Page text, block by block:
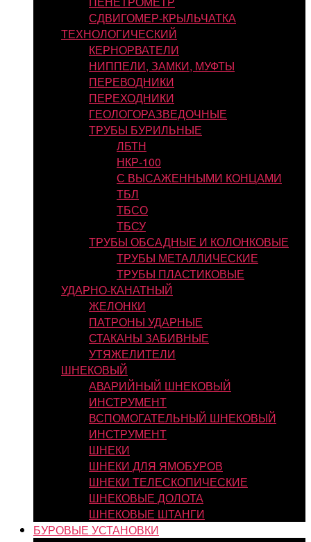
СДВИГОМЕР-КРЫЛЬЧАТКА
ТЕХНОЛОГИЧЕСКИЙ
КЕРНОРВАТЕЛИ
НИППЕЛИ, ЗАМКИ, МУФТЫ
ПЕРЕВОДНИКИ
ПЕРЕХОДНИКИ
ГЕОЛОГОРАЗВЕДОЧНЫЕ
ТРУБЫ БУРИЛЬНЫЕ
ЛБТН
НКР-100
С ВЫСАЖЕННЫМИ КОНЦАМИ
ТБЛ
ТБСО
ТБСУ
ТРУБЫ ОБСАДНЫЕ И КОЛОНКОВЫЕ
ТРУБЫ МЕТАЛЛИЧЕСКИЕ
ТРУБЫ ПЛАСТИКОВЫЕ
УДАРНО-КАНАТНЫЙ
ЖЕЛОНКИ
ПАТРОНЫ УДАРНЫЕ
СТАКАНЫ ЗАБИВНЫЕ
УТЯЖЕЛИТЕЛИ
ШНЕКОВЫЙ
АВАРИЙНЫЙ ШНЕКОВЫЙ
ИНСТРУМЕНТ
ВСПОМОГАТЕЛЬНЫЙ ШНЕКОВЫЙ
ИНСТРУМЕНТ
ШНЕКИ
ШНЕКИ ДЛЯ ЯМОБУРОВ
ШНЕКИ ТЕЛЕСКОПИЧЕСКИЕ
ШНЕКОВЫЕ ДОЛОТА
ШНЕКОВЫЕ ШТАНГИ
БУРОВЫЕ УСТАНОВКИ